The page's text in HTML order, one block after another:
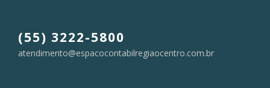
(55) 3222-5800
atendimento@espacocontabilregiaocentro.com.br